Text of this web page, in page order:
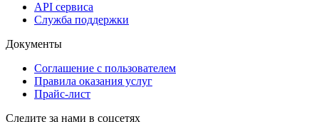
API сервиса
Служба поддержки
Документы
Соглашение с пользователем
Правила оказания услуг
Прайс-лист
Следите за нами в соцсетях